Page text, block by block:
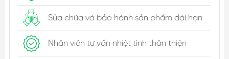
Sửa chữa và bảo hành sản phẩm dài hạn
Nhân viên tư vấn nhiệt tình thân thiện